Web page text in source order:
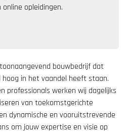
opleidingen.
bouwbedrijf dat
in het vaandel heeft staan.
professionals werken wij dagelijks
van toekomstgerichte
dynamische en vooruitstrevende
om jouw expertise en visie op